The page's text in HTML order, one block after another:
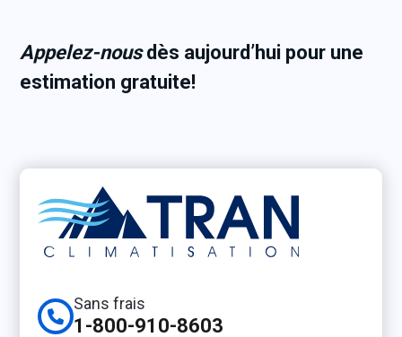
Appelez-nousdès aujourd’hui pour une
estimation gratuite!
Sans frais
1-800-910-8603